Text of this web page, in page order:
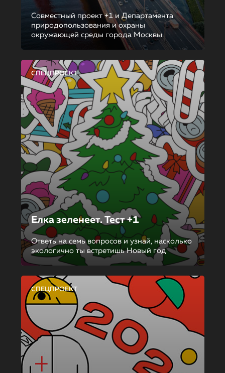
Совместный проект +1 и Департамента
природопользования и охраны
окружающей среды города Москвы
СПЕЦПРОЕКТ
Елка зеленеет. Тест +1
Ответь на семь вопросов и узнай, насколько
экологично ты встретишь Новый год
СПЕЦПРОЕКТ